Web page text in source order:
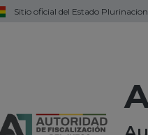
Sitio oficial del Estado